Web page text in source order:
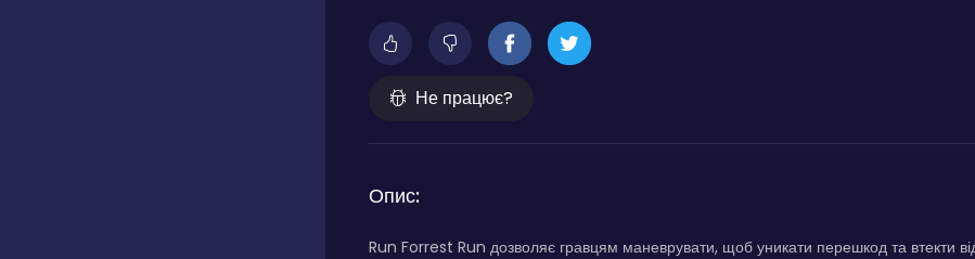
Не працює?
Опис:
Run Forrest Run дозволяє гравцям маневрувати, щоб уникати перешкод та втекти